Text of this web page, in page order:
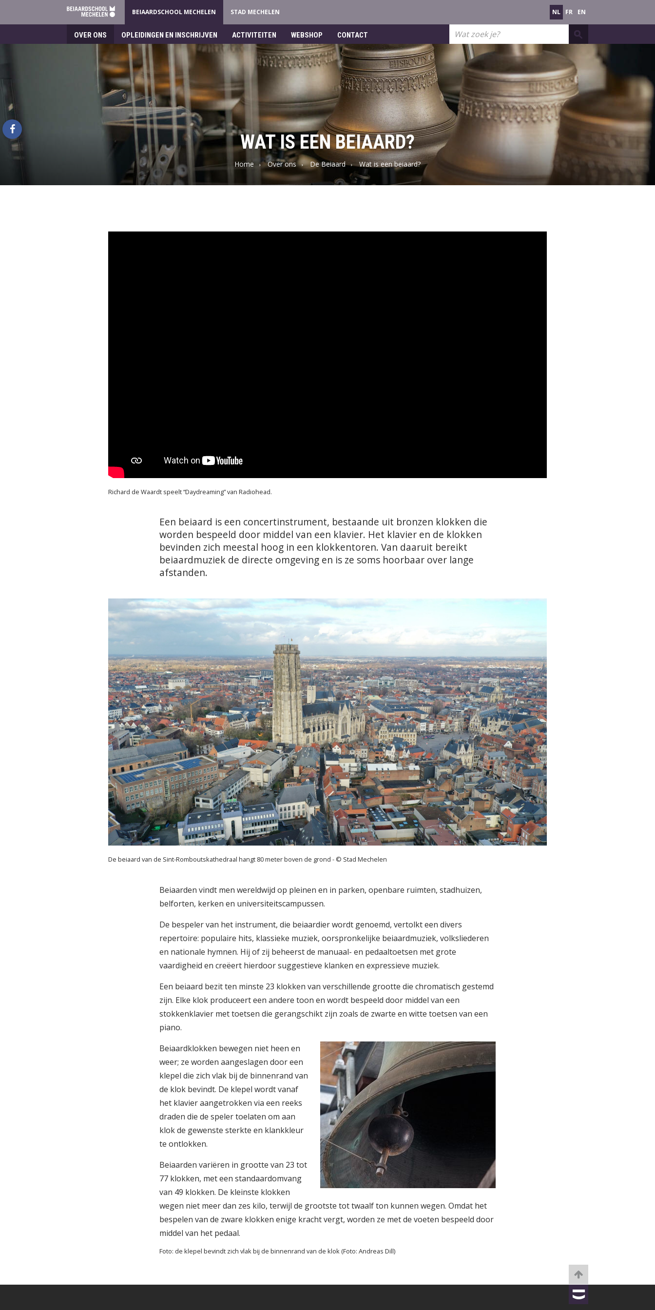
NL FR EN
BEIAARDSCHOOL MECHELEN STAD MECHELEN
OVER ONS OPLEIDINGEN EN INSCHRIJVEN ACTIVITEITEN WEBSHOP CONTACT
Wat
zoek
WAT IS EEN BEIAARD?
Home Over ons De Beiaard Wat is een beiaard?
facebook
Richard de Waardt speelt “Daydreaming” van Radiohead.
Een beiaard is een concertinstrument, bestaande uit bronzen klokken die
worden bespeeld door middel van een klavier. Het klavier en de klokken
bevinden zich meestal hoog in een klokkentoren. Van daaruit bereikt
beiaardmuziek de directe omgeving en is ze soms hoorbaar over lange
afstanden.
De beiaard van de Sint-Romboutskathedraal hangt 80 meter boven de grond - © Stad Mechelen
Beiaarden vindt men wereldwijd op pleinen en in parken, openbare ruimten, stadhuizen,
belforten, kerken en universiteitscampussen.
De bespeler van het instrument, die beiaardier wordt genoemd, vertolkt een divers
repertoire: populaire hits, klassieke muziek, oorspronkelijke beiaardmuziek, volksliederen
en nationale hymnen. Hij of zij beheerst de manuaal- en pedaaltoetsen met grote
vaardigheid en creëert hierdoor suggestieve klanken en expressieve muziek.
Een beiaard bezit ten minste 23 klokken van verschillende grootte die chromatisch gestemd
zijn. Elke klok produceert een andere toon en wordt bespeeld door middel van een
stokkenklavier met toetsen die gerangschikt zijn zoals de zwarte en witte toetsen van een
piano.
Beiaardklokken bewegen niet heen en
weer; ze worden aangeslagen door een
klepel die zich vlak bij de binnenrand van
de klok bevindt. De klepel wordt vanaf
het klavier aangetrokken via een reeks
draden die de speler toelaten om aan
klok de gewenste sterkte en klankkleur
te ontlokken.
Beiaarden variëren in grootte van 23 tot
77 klokken, met een standaardomvang
van 49 klokken. De kleinste klokken
wegen niet meer dan zes kilo, terwijl de grootste tot twaalf ton kunnen wegen. Omdat het
bespelen van de zware klokken enige kracht vergt, worden ze met de voeten bespeeld door
middel van het pedaal.
Foto: de klepel bevindt zich vlak bij de binnenrand van de klok (Foto: Andreas Dill)